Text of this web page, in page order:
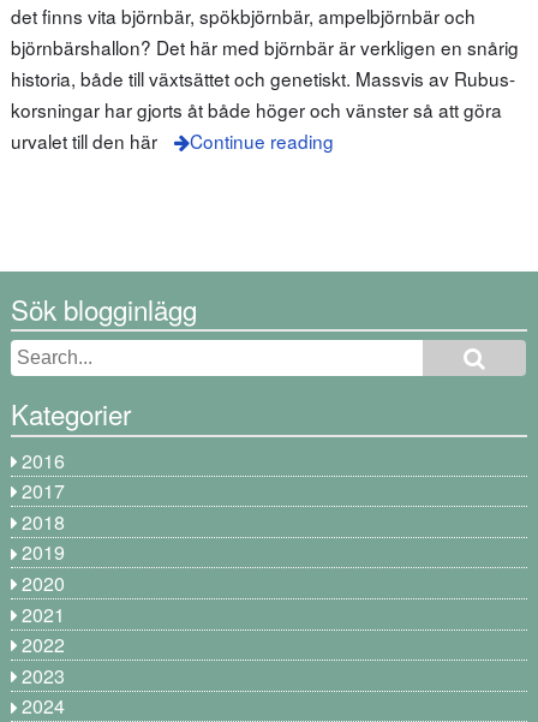
det finns vita björnbär, spökbjörnbär, ampelbjörnbär och
björnbärshallon? Det här med björnbär är verkligen en snårig
historia, både till växtsättet och genetiskt. Massvis av Rubus-
korsningar har gjorts åt både höger och vänster så att göra
urvalet till den här
Continue reading
Sök blogginlägg
Kategorier
2016
2017
2018
2019
2020
2021
2022
2023
2024